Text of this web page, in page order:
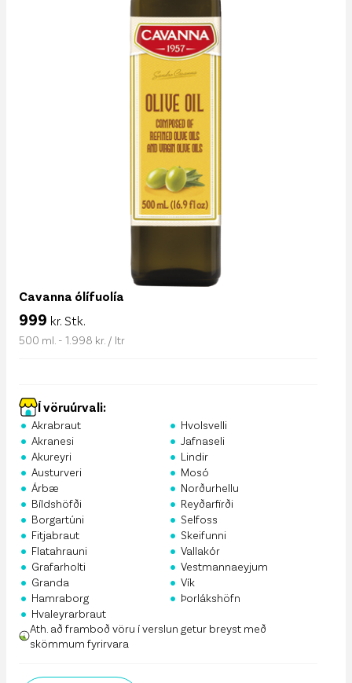
Cavanna ólífuolía
999 kr. Stk.
500 ml. - 1.998 kr. / ltr
Í vöruúrvali:
• Akrabraut
• Akranesi
• Akureyri
• Austurveri
• Árbæ
• Bíldshöfði
• Borgartúni
• Fitjabraut
• Flatahrauni
• Grafarholti
• Granda
• Hamraborg
• Hvaleyrarbraut
• Hvolsvelli
• Jafnaseli
• Lindir
• Mosó
• Norðurhellu
• Reyðarfirði
• Selfoss
• Skeifunni
• Vallakór
• Vestmannaeyjum
• Vík
• Þorlákshöfn
Ath. að framboð vöru í verslun getur breyst með
skömmum fyrirvara